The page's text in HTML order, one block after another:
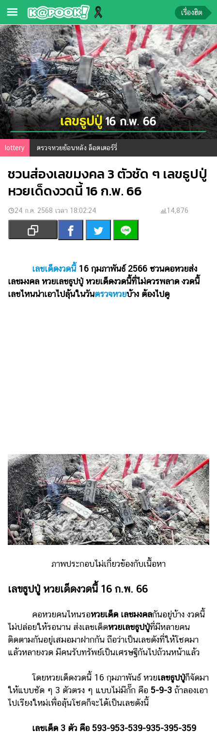
ข่าว-
ความ
รู้
ข่าว
ข่าว
บันเทิง
ตรวจ
หวย
ผล
บอล
สด
การ
เงิน
การ
บันเทิง
รูปภาพ
ดูด
วง
ผู้
หญิง
ผู้ชาย
สุขภาพ
สูตร
อาหาร
ช้อป
ปิ้ง
บ้าน
และ
การ
เรื่องฮิต
lottery ตรวจหวยย้อนหลัง ล็อตเตอร์รี่
ชวนส่องเลขมงคล 3 ตัวชัด ๆ เลขธูปปู่
หวยเด็ดงวดนี้ 16 ก.พ. 66
24 ก.ค. 2568 เวลา 18:02:24 14,876
เลขเด็ดงวดนี้16 กุมภาพันธ์ 2566 ชวนคอหวยส่ง
เลขมงคล หวยเลขธูปปู่ หวยเด็ดงวดนี้ที่ไม่ควรพลาด งวดนี้
เลขไหนน่าเอาไปลุ้นในวันตรวจหวยบ้าง ต้องไปดู
ภาพประกอบไม่เกี่ยวข้องกับเนื้อหา
เลขธูปปู่ หวยเด็ดงวดนี้ 16 ก.พ. 66
คอหวยคนไหนรอหวยเด็ด เลขมงคลกันอยู่บ้าง งวดนี้
ไม่ปล่อยให้รอนาน ส่งเลขเด็ดหวยเลขธูปปู่ที่มีหลายคน
ติดตามกันอยู่เสมอมาฝากกัน ถือว่าเป็นเลขดังที่ให้โชคมา
แล้วหลายงวด มีคนรับทรัพย์เป็นเศรษฐีกันไปถ้วนหน้าแล้ว
โดยหวยเด็ดงวดนี้ 16 กุมภาพันธ์ หวยเลขธูปปู่ก็จัดมา
ให้แบบชัด ๆ 3 ตัวตรง ๆ แบบไม่มีกั๊ก คือ 5-9-3 ถ้าลองเอา
ไปเรียงใหม่เพื่อลุ้นโชคก็จะได้เป็นเลขดังนี้
เลขเด็ด 3 ตัว คือ 593-953-539-935-395-359